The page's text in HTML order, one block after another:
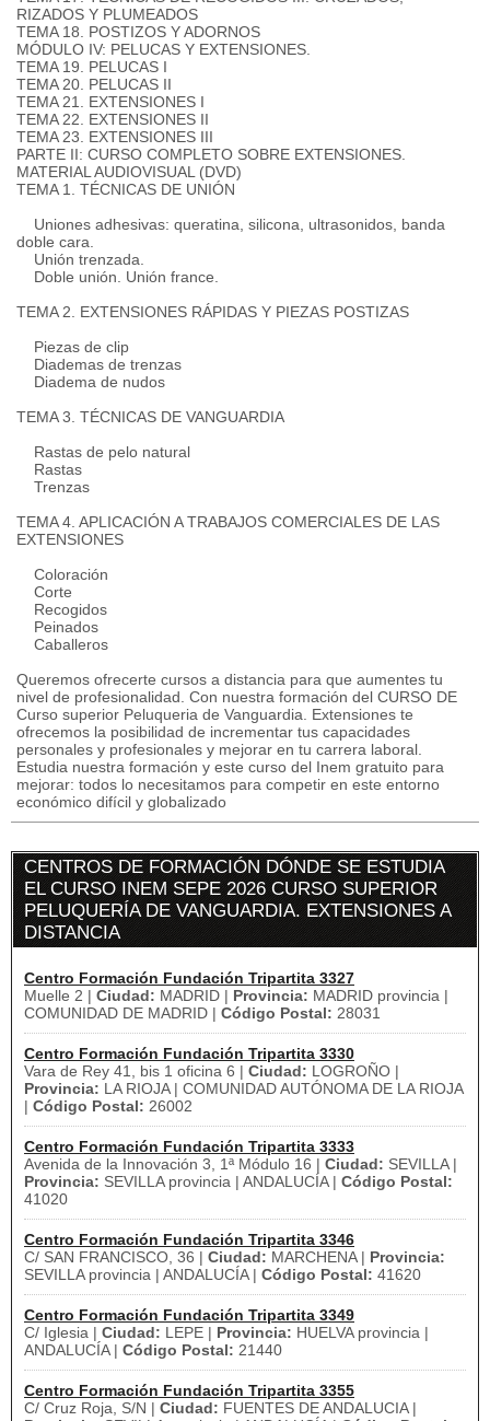
RIZADOS Y PLUMEADOS
TEMA 18. POSTIZOS Y ADORNOS
MÓDULO IV: PELUCAS Y EXTENSIONES.
TEMA 19. PELUCAS I
TEMA 20. PELUCAS II
TEMA 21. EXTENSIONES I
TEMA 22. EXTENSIONES II
TEMA 23. EXTENSIONES III
PARTE II: CURSO COMPLETO SOBRE EXTENSIONES.
MATERIAL AUDIOVISUAL (DVD)
TEMA 1. TÉCNICAS DE UNIÓN
Uniones adhesivas: queratina, silicona, ultrasonidos, banda
doble cara.
Unión trenzada.
Doble unión. Unión france.
TEMA 2. EXTENSIONES RÁPIDAS Y PIEZAS POSTIZAS
Piezas de clip
Diademas de trenzas
Diadema de nudos
TEMA 3. TÉCNICAS DE VANGUARDIA
Rastas de pelo natural
Rastas
Trenzas
TEMA 4. APLICACIÓN A TRABAJOS COMERCIALES DE LAS
EXTENSIONES
Coloración
Corte
Recogidos
Peinados
Caballeros
Queremos ofrecerte cursos a distancia para que aumentes tu
nivel de profesionalidad. Con nuestra formación del CURSO DE
Curso superior Peluqueria de Vanguardia. Extensiones te
ofrecemos la posibilidad de incrementar tus capacidades
personales y profesionales y mejorar en tu carrera laboral.
Estudia nuestra formación y este curso del Inem gratuito para
mejorar: todos lo necesitamos para competir en este entorno
económico difícil y globalizado
CENTROS DE FORMACIÓN DÓNDE SE ESTUDIA
EL CURSO INEM SEPE 2026 CURSO SUPERIOR
PELUQUERÍA DE VANGUARDIA. EXTENSIONES A
DISTANCIA
Centro Formación Fundación Tripartita 3327
Muelle 2 | Ciudad: MADRID | Provincia: MADRID provincia |
COMUNIDAD DE MADRID | Código Postal: 28031
Centro Formación Fundación Tripartita 3330
Vara de Rey 41, bis 1 oficina 6 | Ciudad: LOGROÑO |
Provincia: LA RIOJA | COMUNIDAD AUTÓNOMA DE LA RIOJA
| Código Postal: 26002
Centro Formación Fundación Tripartita 3333
Avenida de la Innovación 3, 1ª Módulo 16 | Ciudad: SEVILLA |
Provincia: SEVILLA provincia | ANDALUCÍA | Código Postal:
41020
Centro Formación Fundación Tripartita 3346
C/ SAN FRANCISCO, 36 | Ciudad: MARCHENA | Provincia:
SEVILLA provincia | ANDALUCÍA | Código Postal: 41620
Centro Formación Fundación Tripartita 3349
C/ Iglesia | Ciudad: LEPE | Provincia: HUELVA provincia |
ANDALUCÍA | Código Postal: 21440
Centro Formación Fundación Tripartita 3355
C/ Cruz Roja, S/N | Ciudad: FUENTES DE ANDALUCIA |